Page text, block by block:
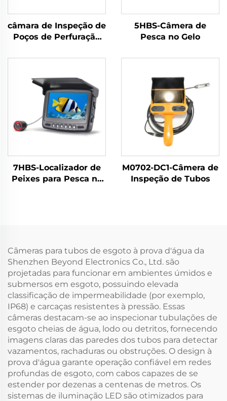
câmara de Inspeção de
Poços de Perfuração
5HBS-Câmera de
Pesca no Gelo
7HBS-Localizador de
Peixes para Pesca no
M0702-DC1-Câmera de
Inspeção de Tubos
Câmeras para tubos de esgoto à prova d'água da
Shenzhen Beyond Electronics Co., Ltd. são
projetadas para funcionar em ambientes úmidos e
submersos em esgoto, possuindo elevada
classificação de impermeabilidade (por exemplo,
IP68) e carcaças resistentes à pressão. Essas
câmeras destacam-se ao inspecionar tubulações de
esgoto cheias de água, lodo ou detritos, fornecendo
imagens claras das paredes dos tubos para detectar
vazamentos, rachaduras ou obstruções. O design à
prova d'água garante operação confiável em redes
profundas de esgoto, com cabos capazes de se
estender por dezenas a centenas de metros. Os
sistemas de iluminação LED são otimizados para